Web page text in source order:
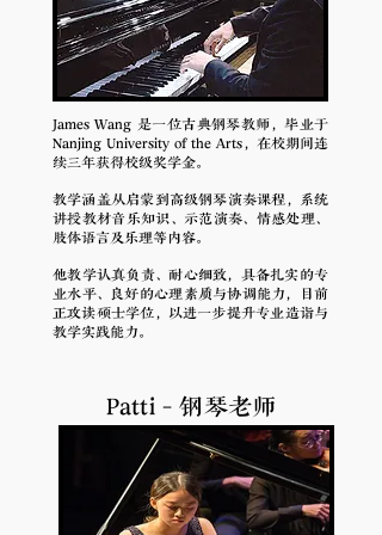
James Wang 是一位古典钢琴教师，毕业于
Nanjing University of the Arts，在校期间连
续三年获得校级奖学金。
教学涵盖从启蒙到高级钢琴演奏课程，系统
讲授教材音乐知识、示范演奏、情感处理、
肢体语言及乐理等内容。
他教学认真负责、耐心细致，具备扎实的专
业水平、良好的心理素质与协调能力，目前
正攻读硕士学位，以进一步提升专业造诣与
教学实践能力。
Patti - 钢琴老师